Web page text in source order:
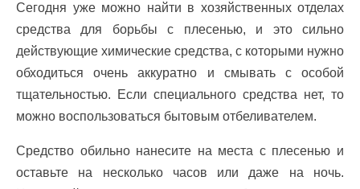
Сегодня уже можно найти в хозяйственных отделах
средства для борьбы с плесенью, и это сильно
действующие химические средства, с которыми нужно
обходиться очень аккуратно и смывать с особой
тщательностью. Если специального средства нет, то
можно воспользоваться бытовым отбеливателем.
Средство обильно нанесите на места с плесенью и
оставьте на несколько часов или даже на ночь.